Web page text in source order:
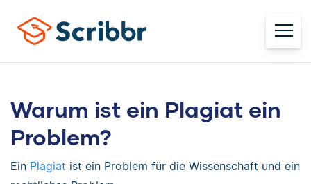
Warum ist ein Plagiat ein
Problem?
Ein Plagiat ist ein Problem für die Wissenschaft und ein